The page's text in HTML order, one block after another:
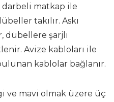
matkap ile
takılır. Askı
dübellere şarjlı
Avize kabloları ile
kablolar bağlanır.
ve mavi olmak üzere üç